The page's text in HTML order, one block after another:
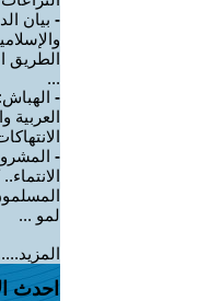
- بيان
الطريق
...
-
العربية
-
لمو ...
احدث